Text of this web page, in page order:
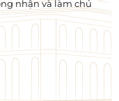
nhận và làm chủ